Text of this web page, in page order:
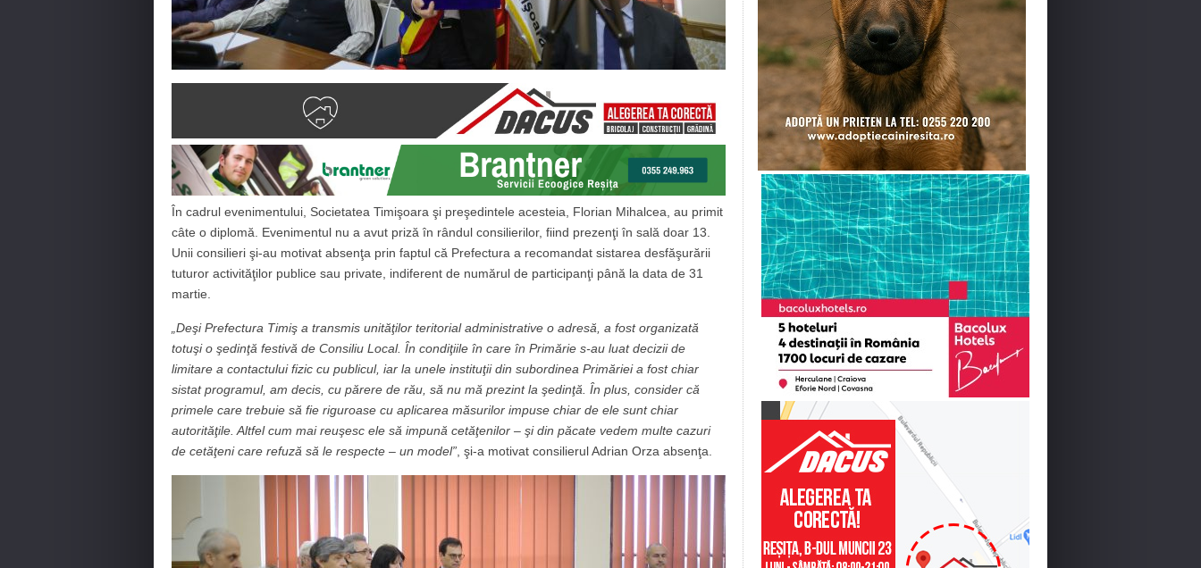
În cadrul evenimentului, Societatea Timişoara şi preşedintele acesteia, Florian Mihalcea, au primit
câte o diplomă. Evenimentul nu a avut priză în rândul consilierilor, fiind prezenţi în sală doar 13.
Unii consilieri şi-au motivat absenţa prin faptul că Prefectura a recomandat sistarea desfăşurării
tuturor activităţilor publice sau private, indiferent de numărul de participanţi până la data de 31
martie.
„Deşi Prefectura Timiş a transmis unităţilor teritorial administrative o adresă, a fost organizată
totuşi o şedinţă festivă de Consiliu Local. În condiţiile în care în Primărie s-au luat decizii de
limitare a contactului fizic cu publicul, iar la unele instituţii din subordinea Primăriei a fost chiar
sistat programul, am decis, cu părere de rău, să nu mă prezint la şedinţă. În plus, consider că
primele care trebuie să fie riguroase cu aplicarea măsurilor impuse chiar de ele sunt chiar
autorităţile. Altfel cum mai reuşesc ele să impună cetăţenilor – şi din păcate vedem multe cazuri
de cetăţeni care refuză să le respecte – un model”, şi-a motivat consilierul Adrian Orza absenţa.